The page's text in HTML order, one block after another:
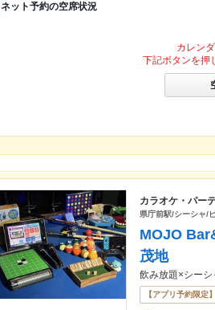
ネット予約の空席状況
カレン
下記ボタンを押
カラオケ・パー
県庁前駅/シーシャ/
MOJO
茂地
飲み放題×シー
【アプリ予約限定